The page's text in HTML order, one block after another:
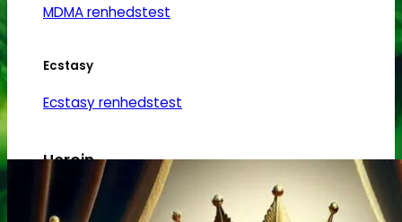
MDMA renhedstest
Ecstasy
Ecstasy renhedstest
Heroin
Heroin renhedstest